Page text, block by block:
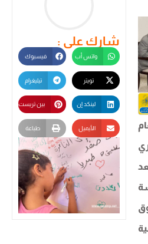
شارك على :
واتس أب فيسبوك
تيليغرام
لينكد إن بين تريست
الأيميل طباعة